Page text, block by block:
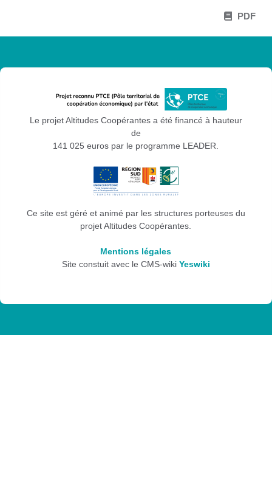
PDF
Le projet Altitudes Coopérantes a été financé à hauteur
de
141 025 euros par le programme LEADER.
Ce site est géré et animé par les structures porteuses du
projet Altitudes Coopérantes.
Mentions légales
Site constuit avec le CMS-wiki Yeswiki